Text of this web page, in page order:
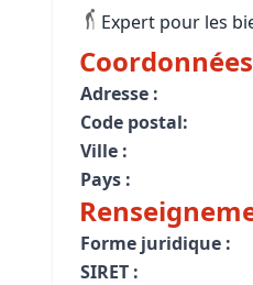
Expert pour les
Coordonnées
Adresse :
Code postal:
Ville :
Pays :
Forme juridique :
SIRET :